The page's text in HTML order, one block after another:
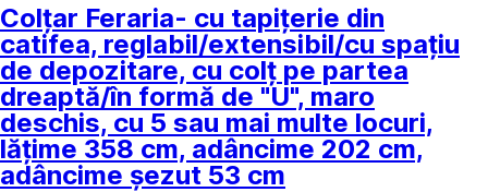
Colțar Feraria- cu tapițerie din
catifea, reglabil/extensibil/cu spațiu
de depozitare, cu colț pe partea
dreaptă/în formă de "U", maro
deschis, cu 5 sau mai multe locuri,
lățime 358 cm, adâncime 202 cm,
adâncime șezut 53 cm